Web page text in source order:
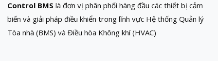
Control BMS là đơn vị phân phối hàng đầu các thiết bị cảm
biến và giải pháp điều khiển trong lĩnh vực Hệ thống Quản lý
Tòa nhà (BMS) và Điều hòa Không khí (HVAC)